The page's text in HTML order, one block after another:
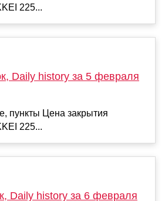
225...
Daily history за 5 февраля
пункты Цена закрытия
225...
Daily history за 6 февраля